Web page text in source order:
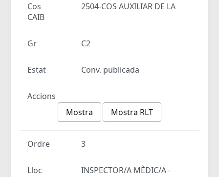
Cos
2504-COS AUXILIAR DE LA
CAIB
Gr C2
Estat Conv. publicada
Accions
Mostra
Mostra RLT
Ordre 3
Lloc
INSPECTOR/A MÈDIC/A -